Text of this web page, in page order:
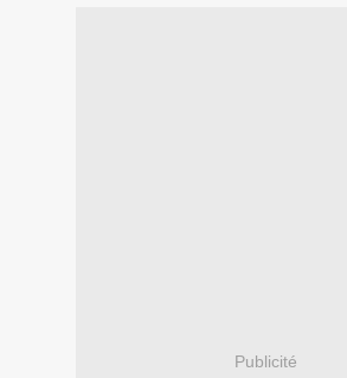
Publicité